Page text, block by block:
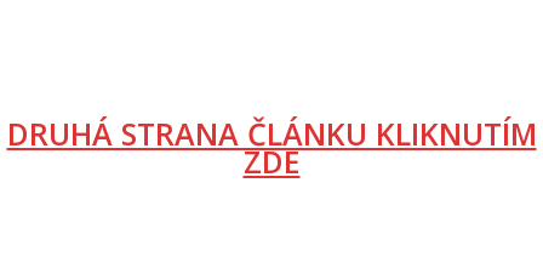
DRUHÁ STRANA ČLÁNKU KLIKNUTÍM
ZDE